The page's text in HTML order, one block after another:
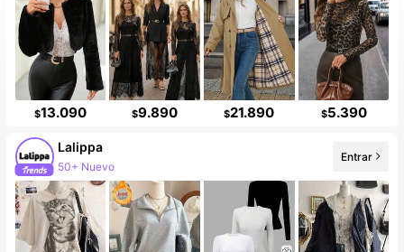
$13.090 $9.890 $21.890 $5.390
Lalippa
50+ Nuevo
Entrar